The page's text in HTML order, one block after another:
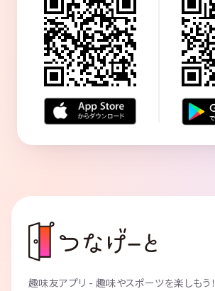
趣味友アプリ - 趣味やスポーツを楽しもう！